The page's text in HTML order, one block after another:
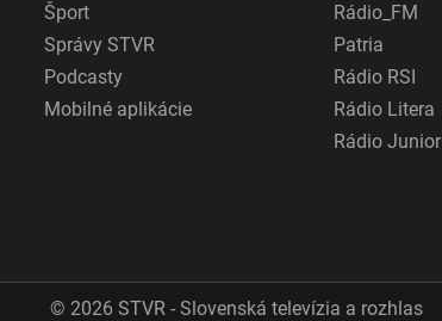
Šport
Správy STVR
Podcasty
Mobilné aplikácie
Rádio_FM
Patria
Rádio RSI
Rádio Litera
Rádio Junior
© 2026 STVR - Slovenská televízia a rozhlas